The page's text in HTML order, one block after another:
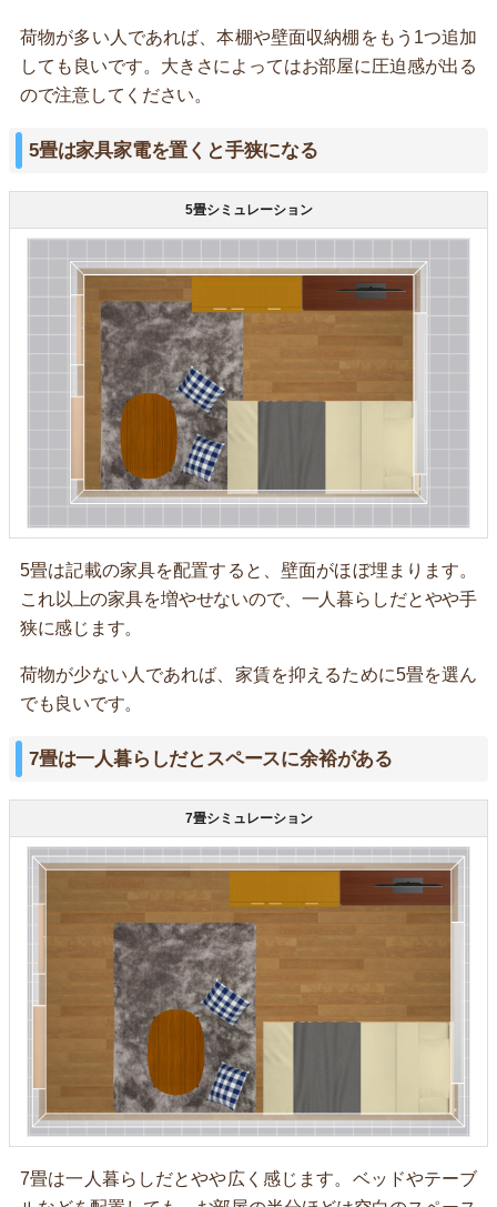
荷物が多い人であれば、本棚や壁面収納棚をもう1つ追加
しても良いです。大きさによってはお部屋に圧迫感が出る
ので注意してください。
5畳は家具家電を置くと手狭になる
5畳シミュレーション
5畳は記載の家具を配置すると、壁面がほぼ埋まります。
これ以上の家具を増やせないので、一人暮らしだとやや手
狭に感じます。
荷物が少ない人であれば、家賃を抑えるために5畳を選ん
でも良いです。
7畳は一人暮らしだとスペースに余裕がある
7畳シミュレーション
7畳は一人暮らしだとやや広く感じます。ベッドやテーブ